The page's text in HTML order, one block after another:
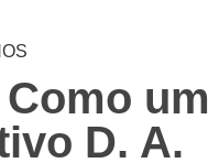
um
D. A.